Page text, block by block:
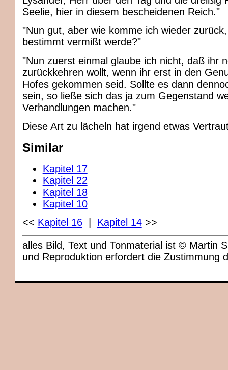
Seelie, hier in diesem bescheidenen Reich."
"Nun gut, aber wie komme ich wieder
bestimmt vermißt werde?"
"Nun zuerst einmal glaube ich nicht, daß ihr
zurückkehren wollt, wenn ihr erst in den
Hofes gekommen seid. Sollte es dann
sein, so ließe sich das ja zum Gegenstand
Verhandlungen machen."
Diese Art zu lächeln hat irgend etwas
Similar
Kapitel 17
Kapitel 22
Kapitel 18
Kapitel 10
<< Kapitel 16| Kapitel 14>>
alles Bild, Text und Tonmaterial ist © Martin
und Reproduktion erfordert die Zustimmung